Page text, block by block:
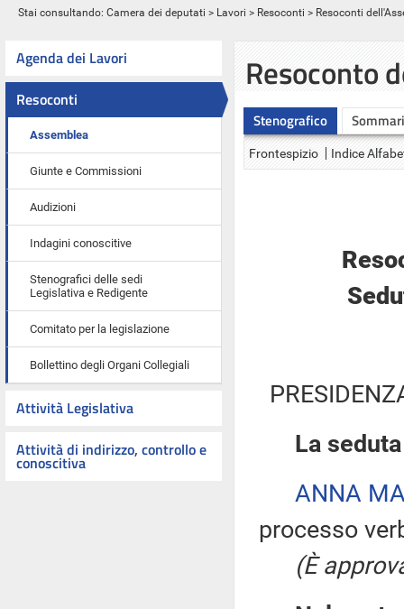
Stai consultando: Camera dei deputati > Lavori > Resoconti > Resoconti
Agenda dei Lavori
Resoconti
Assemblea
Giunte e Commissioni
Audizioni
Indagini conoscitive
Stenografici delle sedi
Legislativa e Redigente
Comitato per la legislazione
Bollettino degli Organi Collegiali
Attività Legislativa
Attività di indirizzo, controllo e
conoscitiva
Resoconto
Stenografico
Frontespizio Indice
La
ANNA
processo
(È